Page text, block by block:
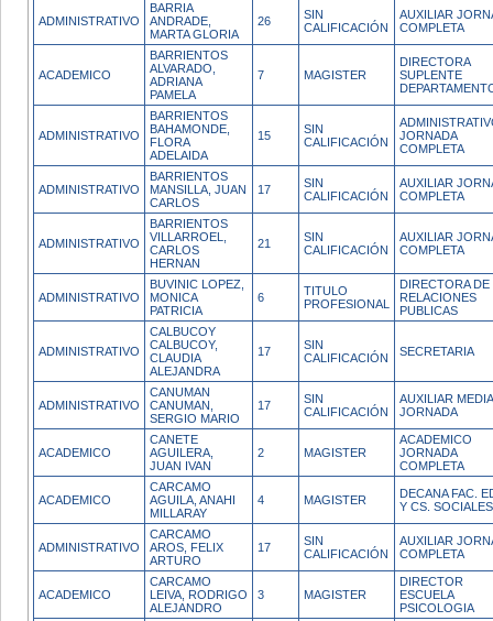
ADMINISTRATIVO
BARRIA
ANDRADE,
MARTA GLORIA
26
SIN
CALIFICACIÓN
AUXILIAR
COMPLETA
ACADEMICO
BARRIENTOS
ALVARADO,
ADRIANA
PAMELA
7 MAGISTER
DIRECTORA
SUPLENTE
ADMINISTRATIVO
BARRIENTOS
BAHAMONDE,
FLORA
ADELAIDA
15
SIN
CALIFICACIÓN
JORNADA
COMPLETA
ADMINISTRATIVO
BARRIENTOS
MANSILLA, JUAN
CARLOS
17
SIN
CALIFICACIÓN
AUXILIAR
COMPLETA
ADMINISTRATIVO
BARRIENTOS
VILLARROEL,
CARLOS
HERNAN
21
SIN
CALIFICACIÓN
AUXILIAR
COMPLETA
ADMINISTRATIVO
BUVINIC LOPEZ,
MONICA
PATRICIA
6
TITULO
PROFESIONAL
DIRECTORA DE
RELACIONES
PUBLICAS
ADMINISTRATIVO
CALBUCOY
CALBUCOY,
CLAUDIA
ALEJANDRA
17
SIN
CALIFICACIÓN
SECRETARIA
ADMINISTRATIVO
CANUMAN
CANUMAN,
SERGIO MARIO
17
SIN
CALIFICACIÓN
AUXILIAR MEDIA
JORNADA
ACADEMICO
CANETE
AGUILERA,
JUAN IVAN
2 MAGISTER
ACADEMICO
JORNADA
COMPLETA
ACADEMICO
CARCAMO
AGUILA, ANAHI
MILLARAY
4 MAGISTER
DECANA FAC.
Y CS. SOCIALES
ADMINISTRATIVO
CARCAMO
AROS, FELIX
ARTURO
17
SIN
CALIFICACIÓN
AUXILIAR
COMPLETA
ACADEMICO
CARCAMO
LEIVA, RODRIGO
ALEJANDRO
3 MAGISTER
DIRECTOR
ESCUELA
PSICOLOGIA